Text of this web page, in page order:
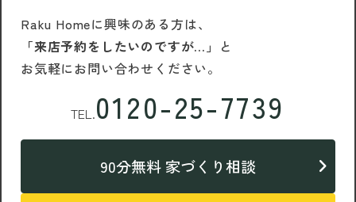
Raku Homeに興味のある方は、
「来店予約をしたいのですが…」 と
お気軽にお問い合わせください。
TEL.0120-25-7739
90分無料 家づくり相談